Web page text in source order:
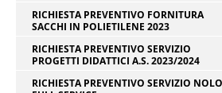
RICHIESTA PREVENTIVO FORNITURA
SACCHI IN POLIETILENE 2023
RICHIESTA PREVENTIVO SERVIZIO
PROGETTI DIDATTICI A.S. 2023/2024
RICHIESTA PREVENTIVO SERVIZIO NOLO